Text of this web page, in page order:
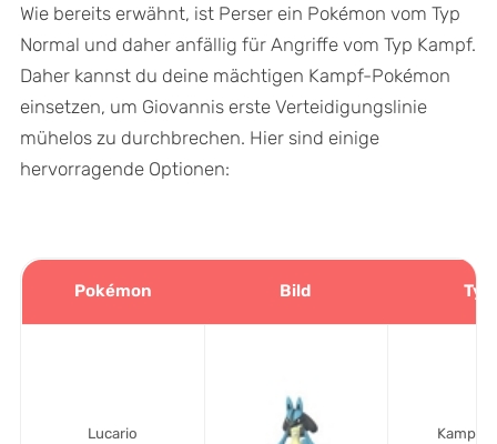
Wie bereits erwähnt, ist Perser ein Pokémon vom Typ
Normal und daher anfällig für Angriffe vom Typ Kampf.
Daher kannst du deine mächtigen Kampf-Pokémon
einsetzen, um Giovannis erste Verteidigungslinie
mühelos zu durchbrechen. Hier sind einige
hervorragende Optionen:
Pokémon Bild Typ
Lucario Kampf/